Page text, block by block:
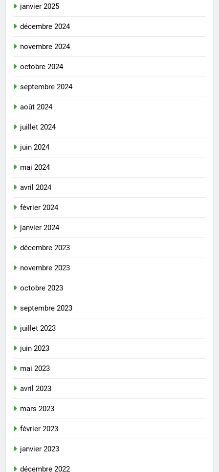
janvier 2025
décembre 2024
novembre 2024
octobre 2024
septembre 2024
août 2024
juillet 2024
juin 2024
mai 2024
avril 2024
février 2024
janvier 2024
décembre 2023
novembre 2023
octobre 2023
septembre 2023
juillet 2023
juin 2023
mai 2023
avril 2023
mars 2023
février 2023
janvier 2023
décembre 2022